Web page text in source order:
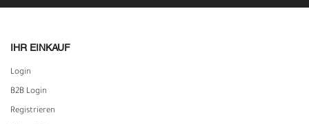
IHR EINKAUF
Login
B2B Login
Registrieren